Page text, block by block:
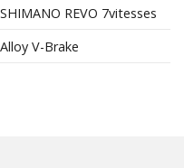
SHIMANO REVO 7vitesses
Alloy V-Brake